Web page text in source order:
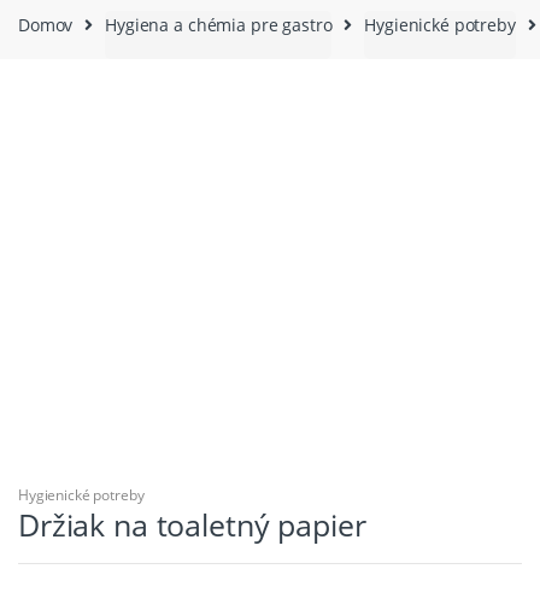
Domov Hygiena a chémia pre gastro Hygienické potreby
Hygienické potreby
Držiak na toaletný papier